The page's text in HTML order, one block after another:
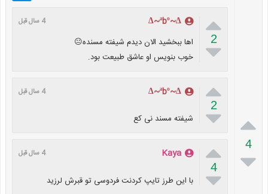

4


2

∆~ªbº~∆ 4 سال قبل
اها ببخشید الان دیدم شیفته مسنده😐
خوب بنویس او عاشق طبیعت بود.

2

∆~ªbº~∆ 4 سال قبل
شیفته مسند نی کع

4

Kaya 4 سال قبل
با این طرز تایپ کردنت فردوسی تو قبرش لرزید